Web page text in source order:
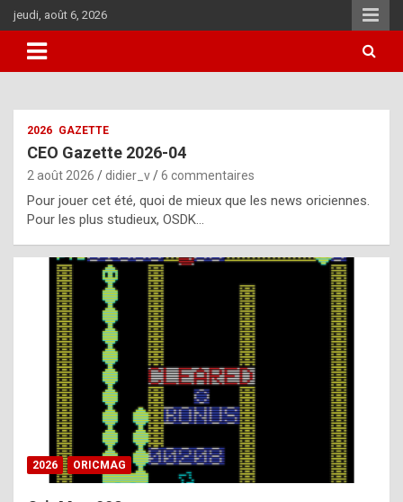
Aller
au
contenu
jeudi, août 6, 2026
i
u
l
y
d
i
ff
i
2026 GAZETTE
CEO Gazette 2026-04
2 août 2026 didier_v 6 commentaires
Pour jouer cet été, quoi de mieux que les news oriciennes.
Pour les plus studieux, OSDK…
2026 ORICMAG